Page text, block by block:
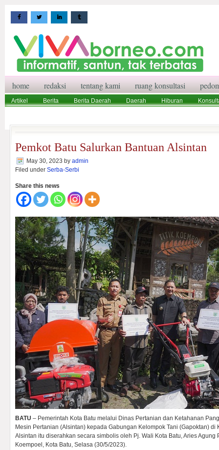
home redaksi tentang kami ruang konsultasi
Artikel Berita Berita Daerah Daerah Hiburan
Pemkot Batu Salurkan Bantuan Alsintan
May 30, 2023 by admin
Filed under Serba-Serbi
Share this news
BATU – Pemerintah Kota Batu melalui Dinas Pertanian dan Ketahanan
Mesin Pertanian (Alsintan) kepada Gabungan Kelompok Tani (Gapoktan) di
Alsintan itu diserahkan secara simbolis oleh Pj. Wali Kota Batu, Aries Agung
Koempoel, Kota Batu, Selasa (30/5/2023).